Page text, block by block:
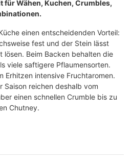
für Wähen, Kuchen, Crumbles,
einen entscheidenden Vorteil:
fest und der Stein lässt
lösen. Beim Backen behalten die
viele saftigere Pflaumensorten.
Erhitzen intensive Fruchtaromen.
Saison reichen deshalb vom
einen schnellen Crumble bis zu
Chutney.